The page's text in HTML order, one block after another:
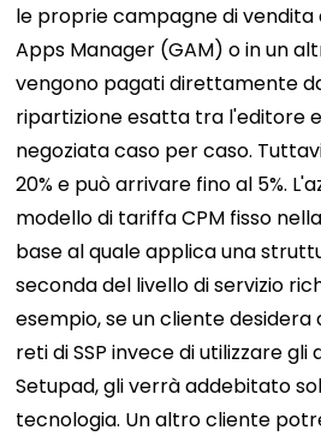
le proprie campagne di
Apps Manager (GAM) o in un
vengono pagati direttamente
ripartizione esatta tra l'editore
negoziata caso per caso.
20% e può arrivare fino al 5%.
modello di tariffa CPM fisso
base al quale applica una
seconda del livello di servizio
esempio, se un cliente
reti di SSP invece di utilizzare gli
Setupad, gli verrà addebitato
tecnologia. Un altro cliente